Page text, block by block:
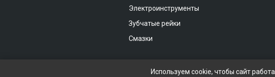
Электроинструменты
Зубчатые рейки
Смазки
Используем cookie, чтобы сайт